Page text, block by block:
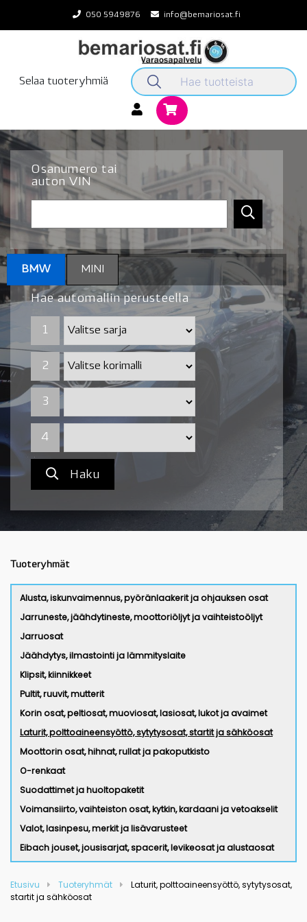
content
050 5949876 info@bemariosat.fi
Selaa tuoteryhmiä
Osanumero tai
auton VIN
BMW MINI
Hae automallin perusteella
1
1
2
2
3
4
Haku
Tuoteryhmät
Alusta, iskunvaimennus, pyöränlaakerit ja ohjauksen osat
Jarruneste, jäähdytineste, moottoriöljyt ja vaihteistoöljyt
Jarruosat
Jäähdytys, ilmastointi ja lämmityslaite
Klipsit, kiinnikkeet
Pultit, ruuvit, mutterit
Korin osat, peltiosat, muoviosat, lasiosat, lukot ja avaimet
Laturit, polttoaineensyöttö, sytytysosat, startit ja sähköosat
Moottorin osat, hihnat, rullat ja pakoputkisto
O-renkaat
Suodattimet ja huoltopaketit
Voimansiirto, vaihteiston osat, kytkin, kardaani ja vetoakselit
Valot, lasinpesu, merkit ja lisävarusteet
Eibach jouset, jousisarjat, spacerit, levikeosat ja alustaosat
Etusivu Tuoteryhmät
Laturit, polttoaineensyöttö, sytytysosat,
startit ja sähköosat